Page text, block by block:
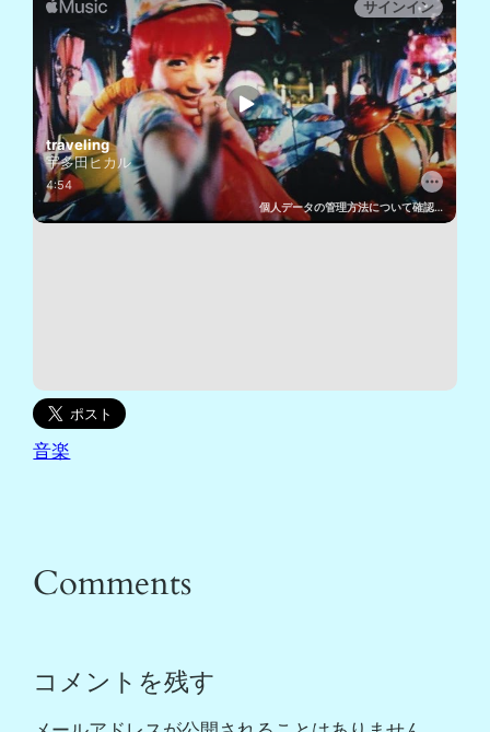
音楽
Comments
コメントを残す